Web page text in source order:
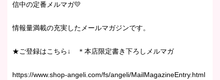
信中の定番メルマガ💛
情報量満載の充実したメールマガジンです。
★ご登録はこちら↓ ＊本店限定書き下ろしメルマガ
https://www.shop-angeli.com/fs/angeli/MailMagazineEntry.html